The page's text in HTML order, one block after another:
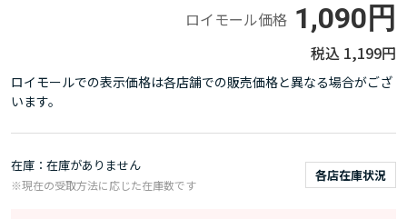
ロイモール価格 1,090円
1,199円
ロイモールでの表示価格は各店舗での販売価格と異なる場合がござ
います。
在庫 在庫がありません
各店在庫状況
※現在の受取方法に応じた在庫数です